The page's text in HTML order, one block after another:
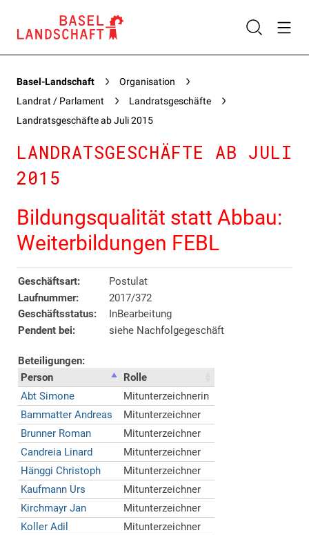
Basel-Landschaft
Organisation
Landrat / Parlament
Landratsgeschäfte
Landratsgeschäfte ab Juli 2015
LANDRATSGESCHÄFTE AB JULI
2015